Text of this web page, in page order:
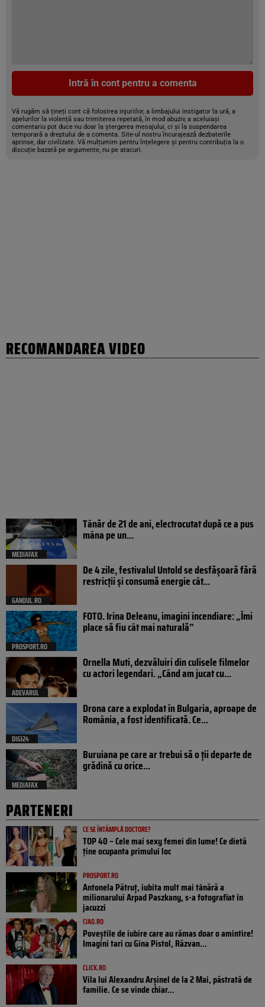
Intră în cont pentru a comenta
Vă rugăm să țineți cont că folosirea injuriilor, a limbajului instigator la ură, a
apelurilor la violență sau trimiterea repetată, în mod abuziv, a aceluiași
comentariu pot duce nu doar la ștergerea mesajului, ci și la suspendarea
temporară a dreptului de a comenta. Site-ul nostru încurajează dezbaterile
aprinse, dar civilizate. Vă mulțumim pentru înțelegere și pentru contribuția la o
discuție bazată pe argumente, nu pe atacuri.
RECOMANDAREA VIDEO
MEDIAFAX
Tânăr de 21 de ani, electrocutat după ce a pus
mâna pe un...
GANDUL.RO
De 4 zile, festivalul Untold se desfășoară fără
restricții și consumă energie cât...
PROSPORT.RO
FOTO. Irina Deleanu, imagini incendiare: „Îmi
place să fiu cât mai naturală”
ADEVARUL
Ornella Muti, dezvăluiri din culisele filmelor
cu actori legendari. „Când am jucat cu...
DIGI24
Drona care a explodat în Bulgaria, aproape de
România, a fost identificată. Ce...
MEDIAFAX
Buruiana pe care ar trebui să o ții departe de
grădină cu orice...
PARTENERI
CE SE ÎNTÂMPLĂ DOCTORE?
TOP 40 – Cele mai sexy femei din lume! Ce dietă
ține ocupanta primului loc
PROSPORT.RO
Antonela Pătruț, iubita mult mai tânără a
milionarului Arpad Paszkany, s-a fotografiat în
jacuzzi
CIAO.RO
Poveştile de iubire care au rămas doar o amintire!
Imagini tari cu Gina Pistol, Răzvan...
CLICK.RO
Vila lui Alexandru Arșinel de la 2 Mai, păstrată de
familie. Ce se vinde chiar...